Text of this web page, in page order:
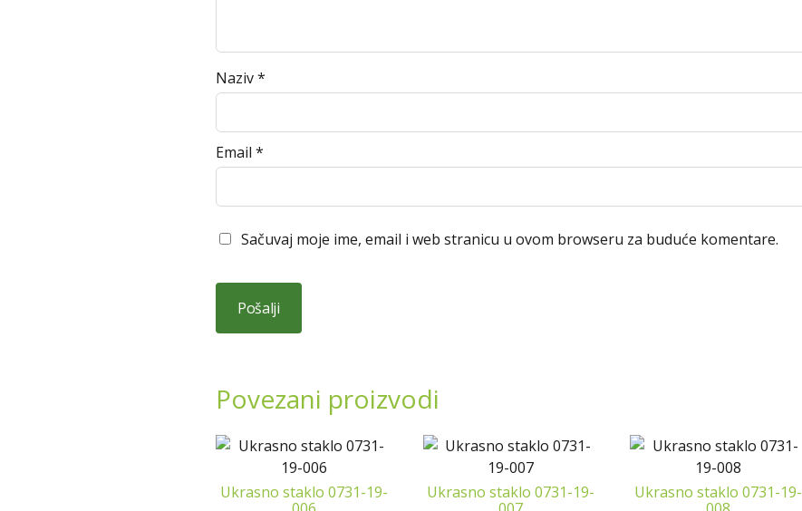
Naziv*
Email *
Sačuvaj moje ime, email i web stranicu u ovom browseru za buduće komentare.
Povezani proizvodi
Ukrasno staklo 0731-19-
Ukrasno staklo 0731-19-
Ukrasno staklo 0731-19-